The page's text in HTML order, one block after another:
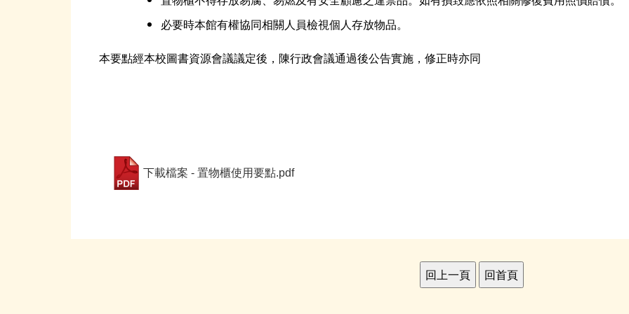
必要時本館有權協同相關人員檢視個人存放物品。
本要點經本校圖書資源會議議定後，陳行政會議通過後公告實施，修正時亦同
下載檔案 - 置物櫃使用要點.pdf